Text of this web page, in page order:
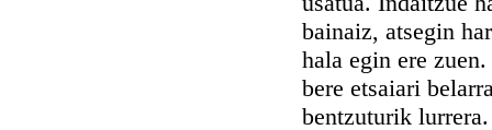
bainaiz, atsegin
hala egin ere
bere etsaiari
bentzuturik